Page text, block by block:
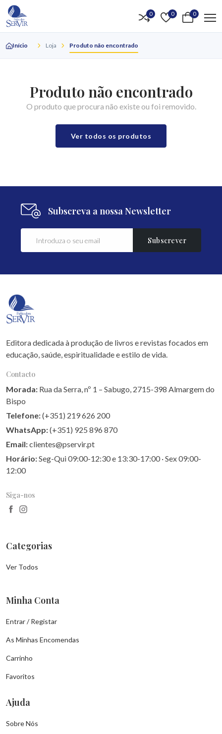
0 0 0
Início Loja Produto não encontrado
Produto não encontrado
O produto que procura não existe ou foi removido.
Ver todos os produtos
Subscreva a nossa Newsletter
Subscrever
Editora dedicada à produção de livros e revistas focados em
educação, saúde, espiritualidade e estilo de vida.
Contacto
Morada: Rua da Serra, nº 1 – Sabugo, 2715-398 Almargem do
Bispo
Telefone:(+351) 219 626 200
WhatsApp:(+351) 925 896 870
Email:clientes@pservir.pt
Horário:Seg-Qui 09:00-12:30 e 13:30-17:00 · Sex 09:00-
12:00
Siga-nos
Categorias
Ver Todos
Minha Conta
Entrar / Registar
As Minhas Encomendas
Carrinho
Favoritos
Ajuda
Sobre Nós